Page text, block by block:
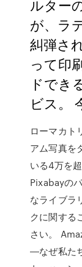
ルター
が、ラ
糾弾さ
って印
ドでき
ビス。
ローマカト
アム写真を
いる4万を
Pixabayの
なライブラ
クに関する
さい。
―なぜ私た